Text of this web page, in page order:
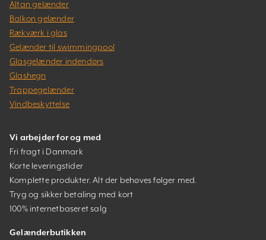
Altan gelænder
Balkon gelænder
Rækværk i glas
Gelænder til swimmingpool
Glasgelænder indendørs
Glashegn
Trappegelænder
Vindbeskyttelse
Vi arbejder for og med
Fri fragt i Danmark
Korte leveringstider
Komplette produkter. Alt der behøves følger med.
Tryg og sikker betaling med kort
100% internetbaseret salg
Gelænderbutikken